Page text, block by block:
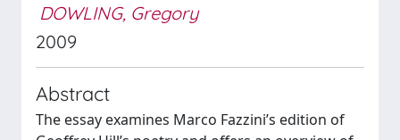
DOWLING, Gregory
2009
Abstract
The essay examines Marco Fazzini’s edition of